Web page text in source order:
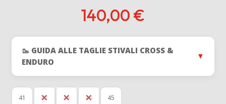
140,00 €
🥾 GUIDA ALLE TAGLIE STIVALI CROSS &
ENDURO
▼
41 42 43 44 45